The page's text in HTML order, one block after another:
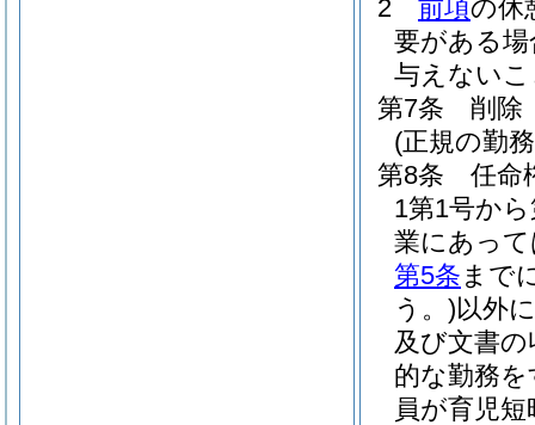
2
前項の休
要がある
与えない
第7条
削除
(正規の勤
第8条
任命
1第1号か
業にあっ
第5条 まで
う。)以外
及び文書
的な勤務
員が育児